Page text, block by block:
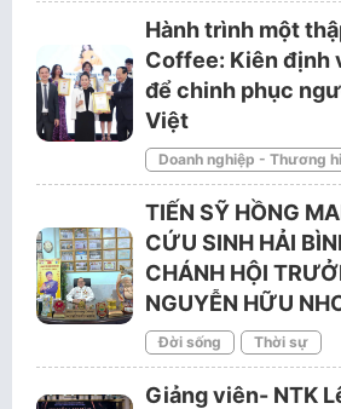
Hành trình một
Coffee: Kiên định
để chinh phục
Việt
Doanh nghiệp - Thương
TIẾN SỸ HỒNG
CỨU SINH HẢI
CHÁNH HỘI
NGUYỄN HỮU
Đời sống Thời sự
Giảng viên- NTK